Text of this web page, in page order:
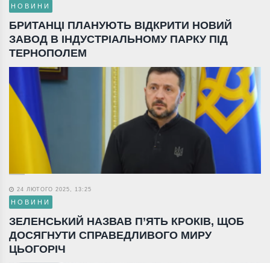
НОВИНИ
БРИТАНЦІ ПЛАНУЮТЬ ВІДКРИТИ НОВИЙ
ЗАВОД В ІНДУСТРІАЛЬНОМУ ПАРКУ ПІД
ТЕРНОПОЛЕМ
24 ЛЮТОГО 2025, 13:25
НОВИНИ
ЗЕЛЕНСЬКИЙ НАЗВАВ П’ЯТЬ КРОКІВ, ЩОБ
ДОСЯГНУТИ СПРАВЕДЛИВОГО МИРУ
ЦЬОГОРІЧ